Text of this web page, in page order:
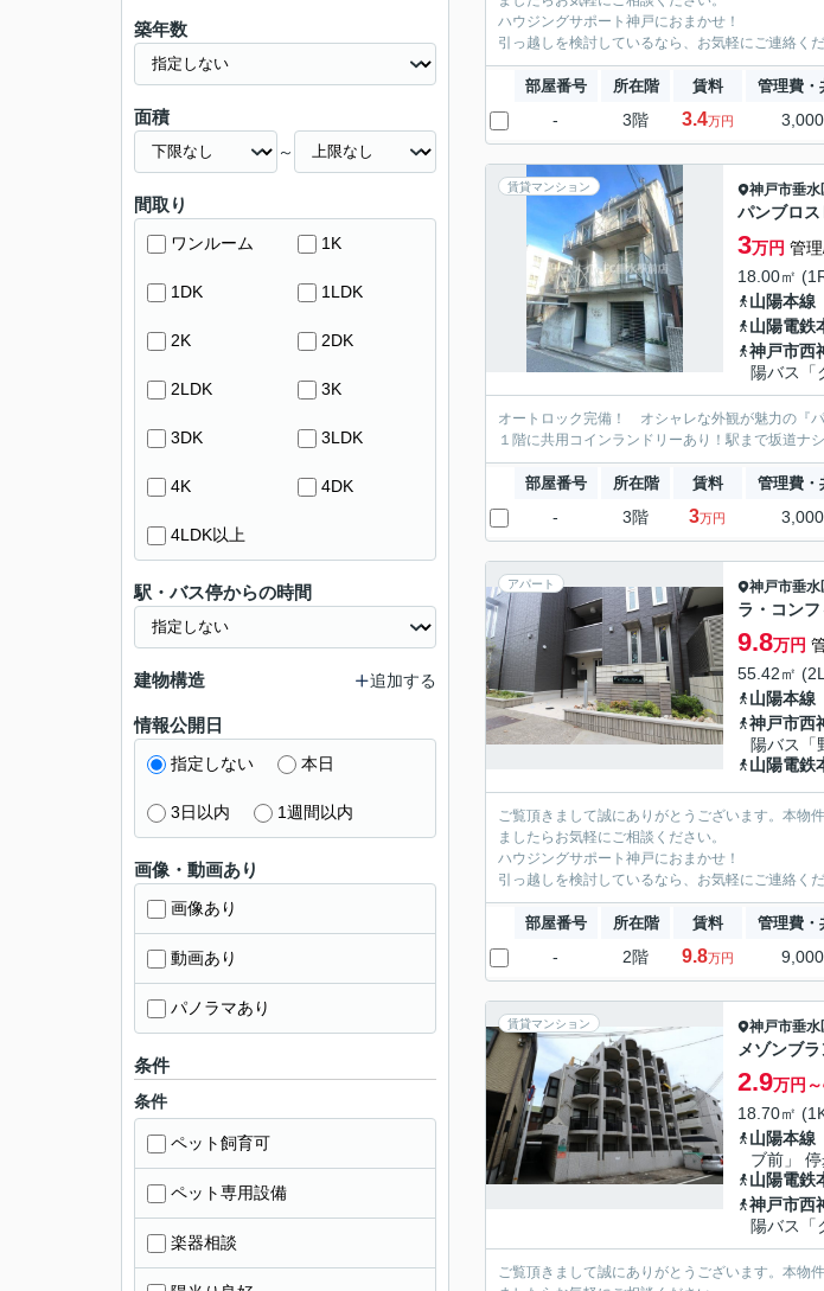
ハウジングサポート神戸におまかせ！
引っ越しを検討しているなら、お気軽にご連絡くだ
部屋番号 所在階 賃料 管理費・
- 3階 3.4万円
賃貸マンション 神戸市垂水
パンブロ
3万円 管
18.00㎡
山陽本線
山陽電鉄
神戸市西
陽バス「
オートロック完備！ オシャレな外観が魅力の『
１階に共用コインランドリーあり！駅まで坂道ナ
部屋番号 所在階 賃料 管理費・
- 3階 3万円
アパート 神戸市垂水
ラ・コン
9.8万円
55.42㎡
山陽本線
神戸市西
陽バス「
山陽電鉄
ご覧頂きまして誠にありがとうございます。本物
ましたらお気軽にご相談ください。
ハウジングサポート神戸におまかせ！
引っ越しを検討しているなら、お気軽にご連絡くだ
部屋番号 所在階 賃料 管理費・
- 2階 9.8万円
賃貸マンション 神戸市垂水
メゾンブ
2.9万円～
18.70㎡
山陽本線
ブ前」
山陽電鉄
神戸市西
陽バス「
ご覧頂きまして誠にありがとうございます。本物
築年数
面積
～
間取り
ワンルーム 1K
1DK 1LDK
2K 2DK
2LDK 3K
3DK 3LDK
4K 4DK
4LDK以上
駅・バス停からの時間
建物構造 追加する
情報公開日
指定しない 本日
3日以内 1週間以内
画像・動画あり
画像あり
動画あり
パノラマあり
条件
条件
ペット飼育可
ペット専用設備
楽器相談